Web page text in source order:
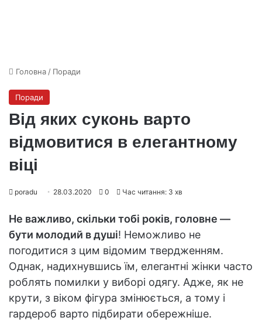
Головна / Поради
Поради
Від яких суконь варто
відмовитися в елегантному
віці
poradu 28.03.2020 0 Час читання: 3 хв
Не важливо, скільки тобі років, головне —
бути молодий в душі! Неможливо не
погодитися з цим відомим твердженням.
Однак, надихнувшись їм, елегантні жінки часто
роблять помилки у виборі одягу. Адже, як не
крути, з віком фігура змінюється, а тому і
гардероб варто підбирати обережніше.